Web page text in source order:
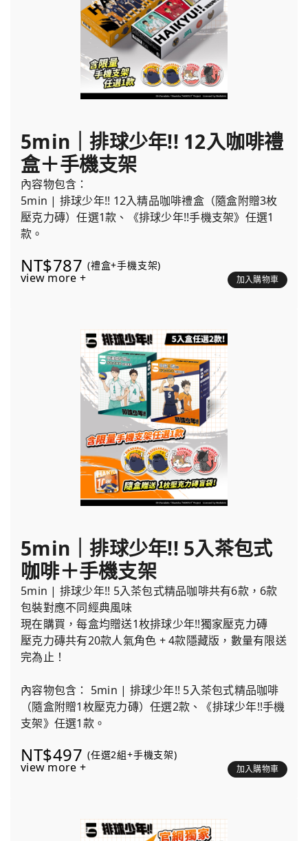
5min｜排球少年!! 12入咖啡禮
盒＋手機支架
內容物包含：
5min | 排球少年!! 12入精品咖啡禮盒（隨盒附贈3枚
壓克力磚）任選1款、《排球少年!!手機支架》任選1
款。
NT$787 (禮盒+手機支架)
view more + 加入購物車
5min｜排球少年!! 5入茶包式
咖啡＋手機支架
5min | 排球少年!! 5入茶包式精品咖啡共有6款，6款
包裝對應不同經典風味
現在購買，每盒均贈送1枚排球少年!!獨家壓克力磚
壓克力磚共有20款人氣角色 + 4款隱藏版，數量有限送
完為止！
內容物包含： 5min | 排球少年!! 5入茶包式精品咖啡
（隨盒附贈1枚壓克力磚）任選2款、《排球少年!!手機
支架》任選1款。
NT$497 (任選2組+手機支架)
view more + 加入購物車